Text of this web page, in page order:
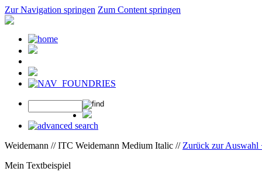
Zur Navigation springen Zum Content springen
Weidemann // ITC Weidemann Medium Italic // Zurück zur Auswahl
Mein Textbeispiel